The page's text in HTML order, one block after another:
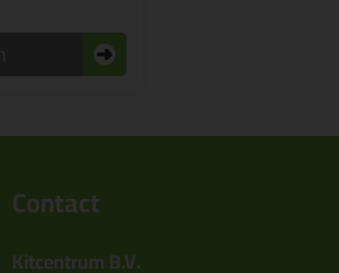
Contact
Kitcentrum B.V.